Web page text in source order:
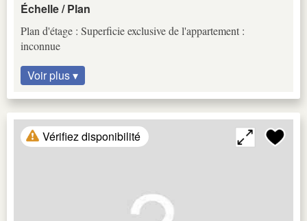
Échelle / Plan
Plan d'étage : Superficie exclusive de l'appartement :
inconnue
Voir plus ▾
Vérifiez disponibilité